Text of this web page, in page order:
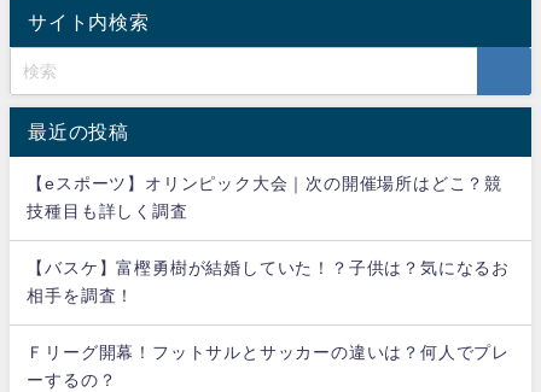
サイト内検索
最近の投稿
【eスポーツ】オリンピック大会｜次の開催場所はどこ？競
技種目も詳しく調査
【バスケ】富樫勇樹が結婚していた！？子供は？気になるお
相手を調査！
Ｆリーグ開幕！フットサルとサッカーの違いは？何人でプレ
ーするの？